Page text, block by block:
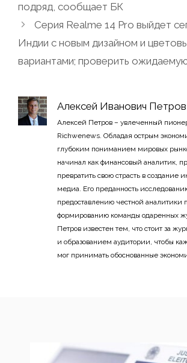
подряд, сообщает БК
Серия Realme 14 Pro выйдет
Индии с новым дизайном и
вариантами; проверить
Алексей Иванович Петров
Алексей Петров – увлеченный
Richwenews. Обладая острым
глубоким пониманием мировых
начинал как финансовый аналитик,
превратить свою страсть в создание
медиа. Его преданность
предоставлению честной аналитики
формированию команды одаренных
Петров известен тем, что стоит за
и образованием аудитории, чтобы
мог принимать обоснованные